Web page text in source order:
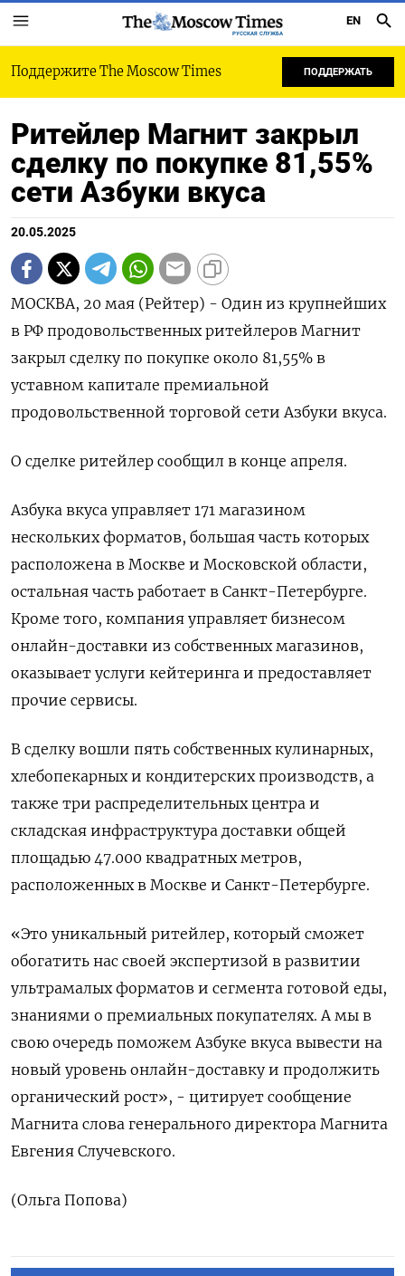
РУССКАЯ СЛУЖБА
EN
Поддержите The Moscow Times ПОДДЕРЖАТЬ
Ритейлер Магнит закрыл
сделку по покупке 81,55%
сети Азбуки вкуса
20.05.2025
МОСКВА, 20 мая (Рейтер) - Один из крупнейших
в РФ продовольственных ритейлеров Магнит
закрыл сделку по покупке около 81,55% в
уставном капитале премиальной
продовольственной торговой сети Азбуки вкуса.
О сделке ритейлер сообщил в конце апреля.
Азбука вкуса управляет 171 магазином
нескольких форматов, большая часть которых
расположена в Москве и Московской области,
остальная часть работает в Санкт-Петербурге.
Кроме того, компания управляет бизнесом
онлайн-доставки из собственных магазинов,
оказывает услуги кейтеринга и предоставляет
прочие сервисы.
В сделку вошли пять собственных кулинарных,
хлебопекарных и кондитерских производств, а
также три распределительных центра и
складская инфраструктура доставки общей
площадью 47.000 квадратных метров,
расположенных в Москве и Санкт-Петербурге.
«Это уникальный ритейлер, который сможет
обогатить нас своей экспертизой в развитии
ультрамалых форматов и сегмента готовой еды,
знаниями о премиальных покупателях. А мы в
свою очередь поможем Азбуке вкуса вывести на
новый уровень онлайн-доставку и продолжить
органический рост», - цитирует сообщение
Магнита слова генерального директора Магнита
Евгения Случевского.
(Ольга Попова)